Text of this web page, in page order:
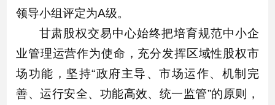
领导小组评定为A级。
甘肃股权交易中心始终把培育规范中小企
业管理运营作为使命，充分发挥区域性股权市
场功能，坚持“政府主导、市场运作、机制完
善、运行安全、功能高效、统一监管”的原则，